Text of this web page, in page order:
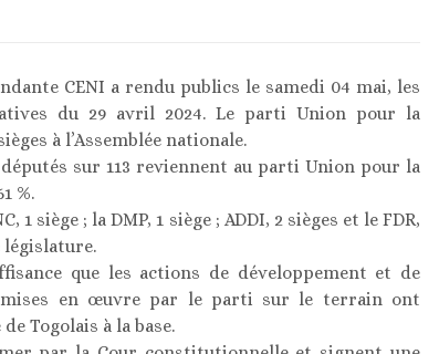
CENI a rendu publics le samedi 04 mai, les
du 29 avril 2024. Le parti Union pour la
à l’Assemblée nationale.
sur 113 reviennent au parti Union pour la
%.
1 siège ; la DMP, 1 siège ; ADDI, 2 sièges et le FDR,
législature.
que les actions de développement et de
mises en œuvre par le parti sur le terrain ont
Togolais à la base.